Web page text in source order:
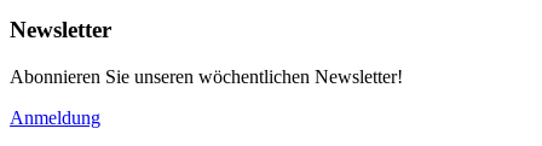
Newsletter
Abonnieren Sie unseren wöchentlichen Newsletter!
Anmeldung